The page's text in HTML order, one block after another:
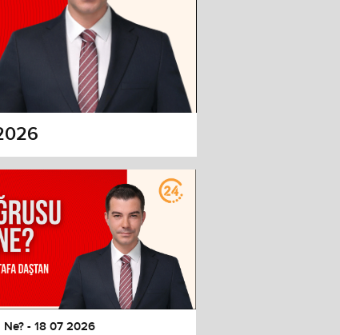
- 18 07 2026